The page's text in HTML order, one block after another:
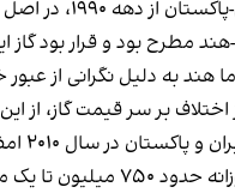
خط لوله ایران-
هند مطرح بود و قرار بود گاز
هند به دلیل نگرانی از
بر سر قیمت گاز، از
آن، قرار بود روزانه حدود